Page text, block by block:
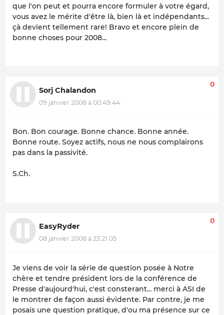
que l'on peut et pourra encore formuler à votre égard,
vous avez le mérite d'être là, bien là et indépendants...
çà devient tellement rare! Bravo et encore plein de
bonne choses pour 2008...
Sorj Chalandon
09 janvier 2008 à 00:49:44
0
Bon. Bon courage. Bonne chance. Bonne année.
Bonne route. Soyez actifs, nous ne nous complairons
pas dans la passivité.
S.Ch.
EasyRyder
08 janvier 2008 à 23:21:05
0
Je viens de voir la série de question posée à Notre
chère et tendre président lors de la conférence de
Presse d'aujourd'hui, c'est consterant... merci à ASI de
le montrer de façon aussi évidente. Par contre, je me
posais une question pratique, d'ou ma présence sur ce